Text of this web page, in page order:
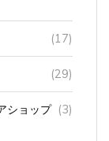
(17)
(29)
ショップ (3)